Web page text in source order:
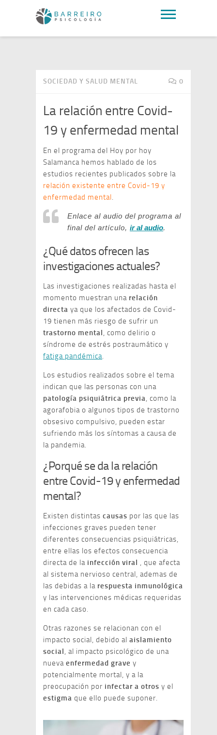
SOCIEDAD Y SALUD MENTAL 0
La relación entre Covid-
19 y enfermedad mental
En el programa del Hoy por hoy
Salamanca hemos hablado de los
estudios recientes publicados sobre la
relación existente entre Covid-19 y
enfermedad mental.
Enlace al audio del programa al
final del artículo, ir al audio.
¿Qué datos ofrecen las
investigaciones actuales?
Las investigaciones realizadas hasta el
momento muestran una relación
directa ya que los afectados de Covid-
19 tienen más riesgo de sufrir un
trastorno mental, como delirio o
síndrome de estrés postraumático y
fatiga pandémica.
Los estudios realizados sobre el tema
indican que las personas con una
patología psiquiátrica previa, como la
agorafobia o algunos tipos de trastorno
obsesivo compulsivo, pueden estar
sufriendo más los síntomas a causa de
la pandemia.
¿Porqué se da la relación
entre Covid-19 y enfermedad
mental?
Existen distintas causas por las que las
infecciones graves pueden tener
diferentes consecuencias psiquiátricas,
entre ellas los efectos consecuencia
directa de la infección viral , que afecta
al sistema nervioso central, ademas de
las debidas a la respuesta inmunológica
y las intervenciones médicas requeridas
en cada caso.
Otras razones se relacionan con el
impacto social, debido al aislamiento
social, al impacto psicológico de una
nueva enfermedad grave y
potencialmente mortal, y a la
preocupación por infectar a otros y el
estigma que ello puede suponer.